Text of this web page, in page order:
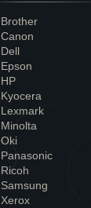
Brother
Canon
Dell
Epson
HP
Kyocera
Lexmark
Minolta
Oki
Panasonic
Ricoh
Samsung
Xerox